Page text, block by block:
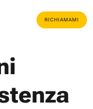
RICHIAMAMI